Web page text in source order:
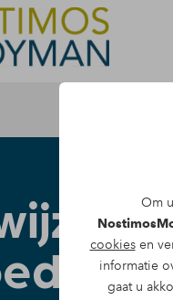
Om
cookiesen
informatie
gaat u